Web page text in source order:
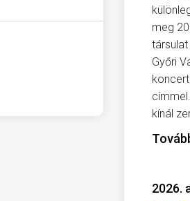
meg
Győri
kínál
2026.